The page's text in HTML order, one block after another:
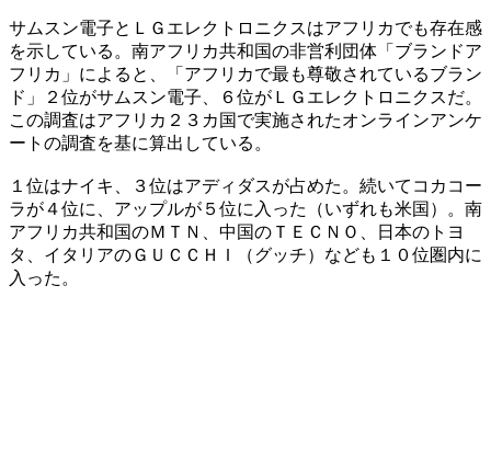
サムスン電子とＬＧエレクトロニクスはアフリカでも存在感
を示している。南アフリカ共和国の非営利団体「ブランドア
フリカ」によると、「アフリカで最も尊敬されているブラン
ド」２位がサムスン電子、６位がＬＧエレクトロニクスだ。
この調査はアフリカ２３カ国で実施されたオンラインアンケ
ートの調査を基に算出している。
１位はナイキ、３位はアディダスが占めた。続いてコカコー
ラが４位に、アップルが５位に入った（いずれも米国）。南
アフリカ共和国のＭＴＮ、中国のＴＥＣＮＯ、日本のトヨ
タ、イタリアのＧＵＣＣＨＩ（グッチ）なども１０位圏内に
入った。